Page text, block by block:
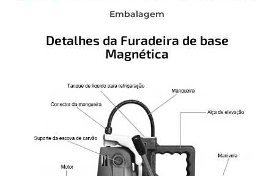
Embalagem
Detalhes da Furadeira de base
Magnética